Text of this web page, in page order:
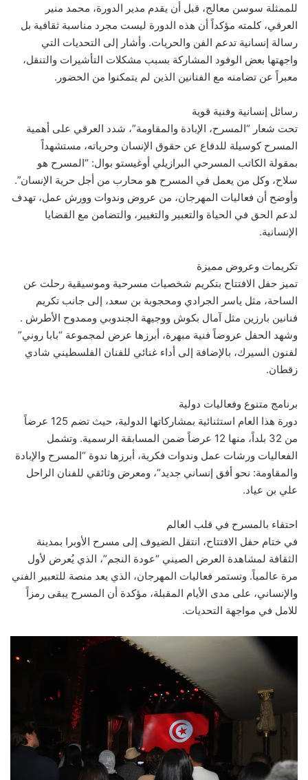
للممثلة سوسن معالج، قبل أن يقدم مدير الدورة، محمد منير
العرقي، كلمته مؤكداً أن هذه الدورة ليست مجرد مناسبة ثقافية بل
رسالة إنسانية تدعم الفن والحريات. وأشار إلى التحديات التي
واجهتها بعض الوفود المشاركة بسبب مشكلات التأشيرات والتنقل،
معبراً عن تضامنه مع الفنانين الذين لم يتمكنوا من الحضور.
رسائل إنسانية وفنية قوية
تحت شعار “المسرح، الإبادة والمقاومة”، شدد العرقي على أهمية
المسرح كوسيلة للدفاع عن حقوق الإنسان وحرياته، مستشهداً
بمقولة الكاتب المسرحي البرازيلي أوغيستو بوال: “المسرح هو
سلاح، وكل من يعمل في المسرح هو محارب من أجل حرية الإنسان”.
وأوضح أن فعاليات المهرجان، من عروض وندوات وورش عمل، تهدف
لدعم الحق في الحياة والتعبير والتغيير، والتضامن مع القضايا
الإنسانية.
تكريمات وعروض مميزة
تميز حفل الافتتاح بتكريم شخصيات مسرحية وموسيقية رحلت عن
الساحة، مثل ياسر الجرادي ومحجوبة بن سعد، إلى جانب تكريم
فنانين بارزين مثل آمال بكوش ووجيهة الجندوبي وممدوح الأطرش .
وشهد الحفل عروضاً فنية مبهرة، أبرزها عرض لمجموعة “بابا روني”
لفنون السيرك، بالإضافة إلى أداء غنائي للفنان الفلسطيني شادي
زقطان.
برنامج متنوع وفعاليات دولية
دورة هذا العام استثنائية بمشاركاتها الدولية، حيث تضم 125 عرضاً
من 32 بلداً، منها 12 عرضاً ضمن المسابقة الرسمية. وتشمل
الفعاليات ورشات عمل وندوات فكرية، أبرزها ندوة “المسرح والإبادة
والمقاومة: نحو أفق إنساني جديد”، ومعرض وثائقي للفنان الراحل
علي بن عياد.
احتفاء بالمسرح في قلب العالم
في ختام حفل الافتتاح، انتقل الضيوف إلى مسرح الأوبرا بمدينة
الثقافة لمشاهدة العرض الصيني “عودة النجم”، الذي يُعرض لأول
مرة عالمياً. وتستمر فعاليات المهرجان، الذي يعد منصة للتعبير الفني
والإنساني، على مدى الأيام المقبلة، مؤكدة أن المسرح يبقى رمزاً
للامل في مواجهة التحديات.